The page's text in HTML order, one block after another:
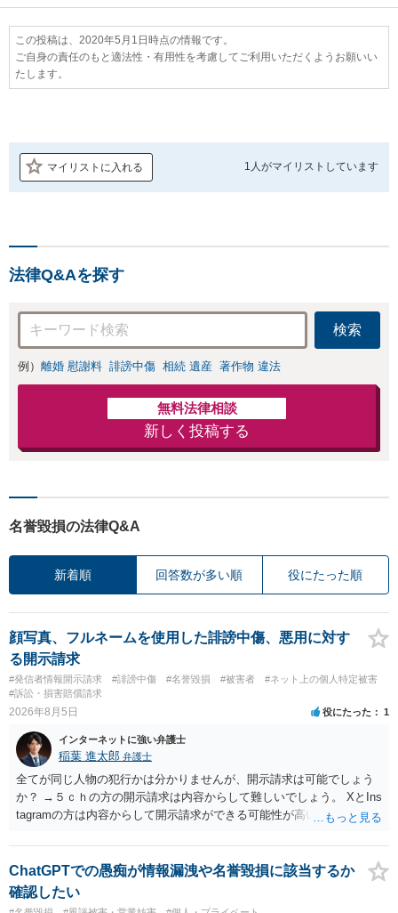
この投稿は、2020年5月1日時点の情報です。
ご自身の責任のもと適法性・有用性を考慮してご利用いただくようお願いい
たします。
マイリストに入れる 1人がマイリストしています
法律Q&Aを探す
検索
例） 離婚 慰謝料 誹謗中傷 相続 遺産 著作物 違法
無料法律相談
新しく投稿する
名誉毀損の法律Q&A
新着順 回答数が多い順 役にたった順
顔写真、フルネームを使用した誹謗中傷、悪用に対す
る開示請求
#発信者情報開示請求 #誹謗中傷 #名誉毀損 #被害者
#ネット上の個人特定被害
#訴訟・損害賠償請求
2026年8月5日 役にたった 1
インターネットに強い弁護士
稲葉 進太郎 弁護士
全てが同じ人物の犯行かは分かりませんが、開示請求は可能でしょう
か？ →５ｃｈの方の開示請求は内容からして難しいでしょう。 XとIns
tagramの方は内容からして開示請求ができる可能性が高いでしょう。
いでしょう。７月中にアカウントが削除されている場合、今から進め
ても失敗する可能性が高いように思われます。 相手を特定できた場
合、相手に全ての弁護士費用を負担させることは可能でしょうか？ →
訴訟外の交渉で相手方が認めれば負担させることができるでしょう。
ChatGPTでの愚痴が情報漏洩や名誉毀損に該当するか
確認したい